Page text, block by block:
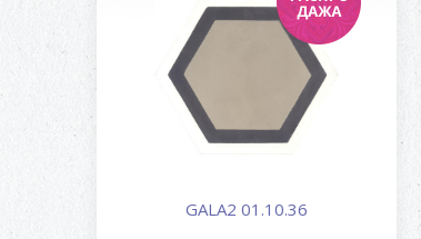
GALA2 01.10.36